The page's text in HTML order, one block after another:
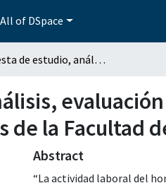
All of DSpace
Propuesta de estudio, análisis, evaluación e identificación de riesgos del Laboratorio de Materiales de la Facultad de Ingeniería Química
de la Facultad
Abstract
“La actividad laboral del